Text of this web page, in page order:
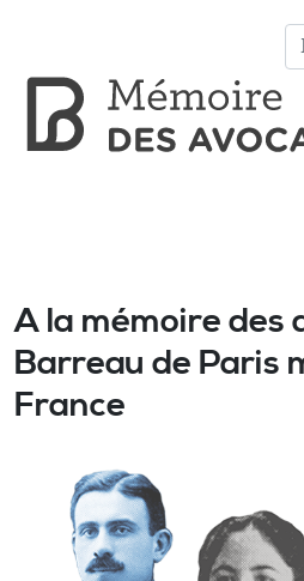
A la mémoire des
Barreau de Paris
France